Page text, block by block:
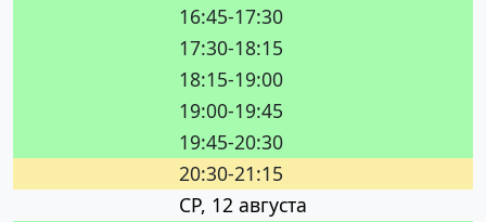
16:45-17:30
17:30-18:15
18:15-19:00
19:00-19:45
19:45-20:30
20:30-21:15
СР, 12 августа